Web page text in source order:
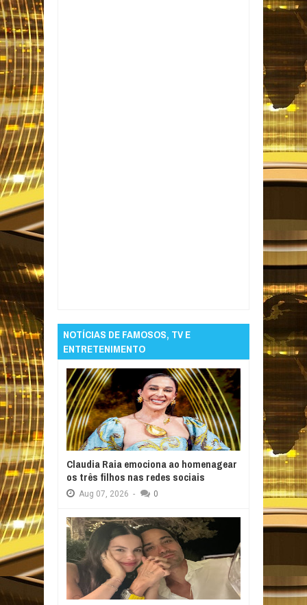
NOTÍCIAS DE FAMOSOS, TV E
ENTRETENIMENTO
Claudia Raia emociona ao homenagear
os três filhos nas redes sociais
Aug 07, 2026 - 0